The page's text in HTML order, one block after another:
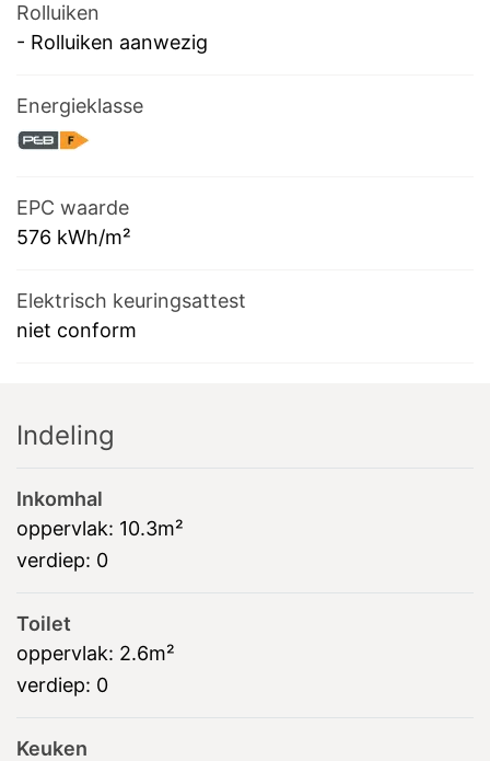
Rolluiken
- Rolluiken aanwezig
Energieklasse
EPC waarde
576 kWh/m²
Elektrisch keuringsattest
niet conform
Indeling
Inkomhal
oppervlak: 10.3m²
verdiep: 0
Toilet
oppervlak: 2.6m²
verdiep: 0
Keuken